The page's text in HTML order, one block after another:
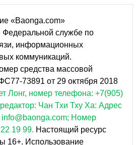
«Baonga.com»
Федеральной службе по
информационных
коммуникаций.
средства массовой
73891 от 29 октября 2018
Лонг, номер телефона: +7(905)
Чан Тхи Тху Ха: Адрес
info@baonga.com; Номер
19 99. Настоящий ресурс
16+. Использование